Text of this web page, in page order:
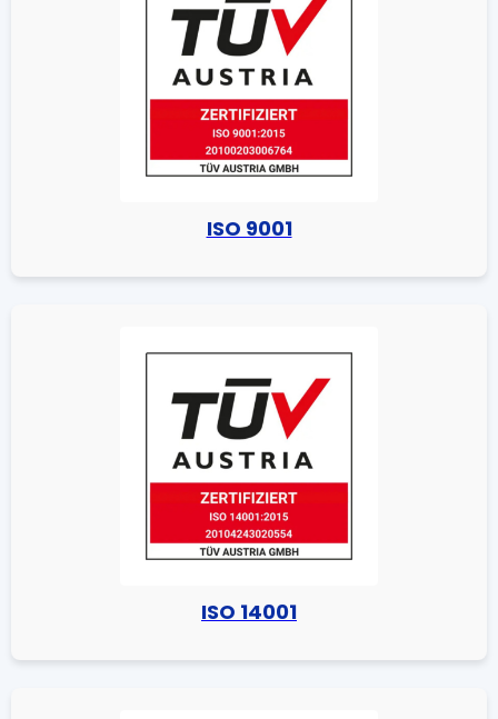
ISO 9001
ISO 14001